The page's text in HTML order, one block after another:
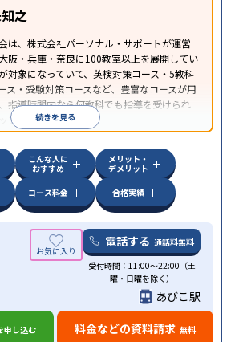
之
は、株式会社パーソナル・サポートが運営
阪・兵庫・奈良に100教室以上を展開してい
対象になっていて、英検対策コース・5教科
ス・受験対策コースなど、豊富なコースが用
指導時間内なら何教科でも指導を受けられ
プ学習会の特徴。
続きを見る
こんな人に
おすすめ
メリット・
デメリット
コース料金 合格実績
電話する 通話料無料
受付時間：11:00～22:00（土
曜・日曜を除く）
あびこ駅
申し込む 料金などの資料請求 無料